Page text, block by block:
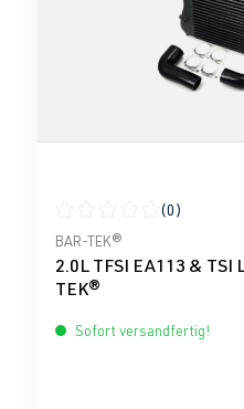
Durchschnittliche
(0)
BAR-TEK®
2.0L TFSI EA113 &
TEK®
Sofort versandfertig!